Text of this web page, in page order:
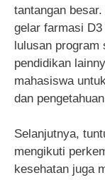
tantangan
gelar farmasi
lulusan program
pendidikan
mahasiswa
dan
Selanjutnya,
mengikuti
kesehatan juga